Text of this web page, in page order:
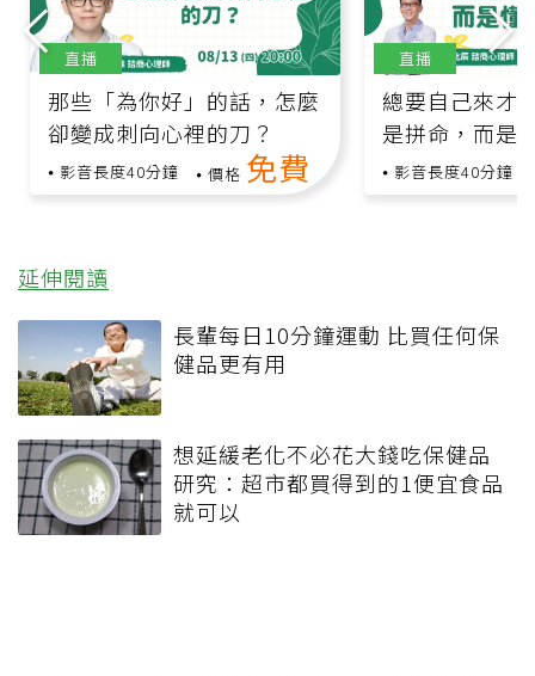
那些「為你好」的話，怎麼
卻變成刺向心裡的刀？
影音長度40分鐘 價格 免費
直播
總要自己來才
是拼命，而是
影音長度40分鐘
直播
延伸閱讀
長輩每日10分鐘運動 比買任何保
健品更有用
想延緩老化不必花大錢吃保健品
研究：超市都買得到的1便宜食品
就可以